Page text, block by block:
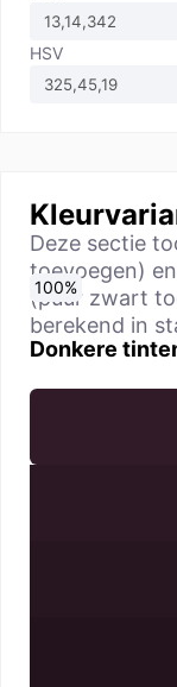
HSV
Deze sectie
toevoegen)
(puur zwart
berekend in
Donkere
0%
10%
20%
30%
40%
50%
60%
70%
80%
90%
100%